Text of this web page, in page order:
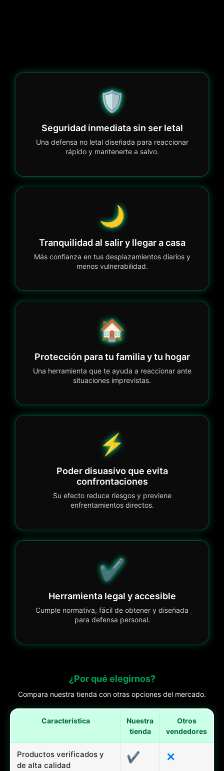
🛡️
Seguridad inmediata sin ser letal
Una defensa no letal diseñada para reaccionar
rápido y mantenerte a salvo.
🌙
Tranquilidad al salir y llegar a casa
Más confianza en tus desplazamientos diarios y
menos vulnerabilidad.
🏠
Protección para tu familia y tu hogar
Una herramienta que te ayuda a reaccionar ante
situaciones imprevistas.
⚡
Poder disuasivo que evita
confrontaciones
Su efecto reduce riesgos y previene
enfrentamientos directos.
✔️
Herramienta legal y accesible
Cumple normativa, fácil de obtener y diseñada
para defensa personal.
¿Por qué elegirnos?
Compara nuestra tienda con otras opciones del mercado.
Característica
Nuestra
tienda
Otros
vendedores
Productos verificados y
de alta calidad
✔ ✕